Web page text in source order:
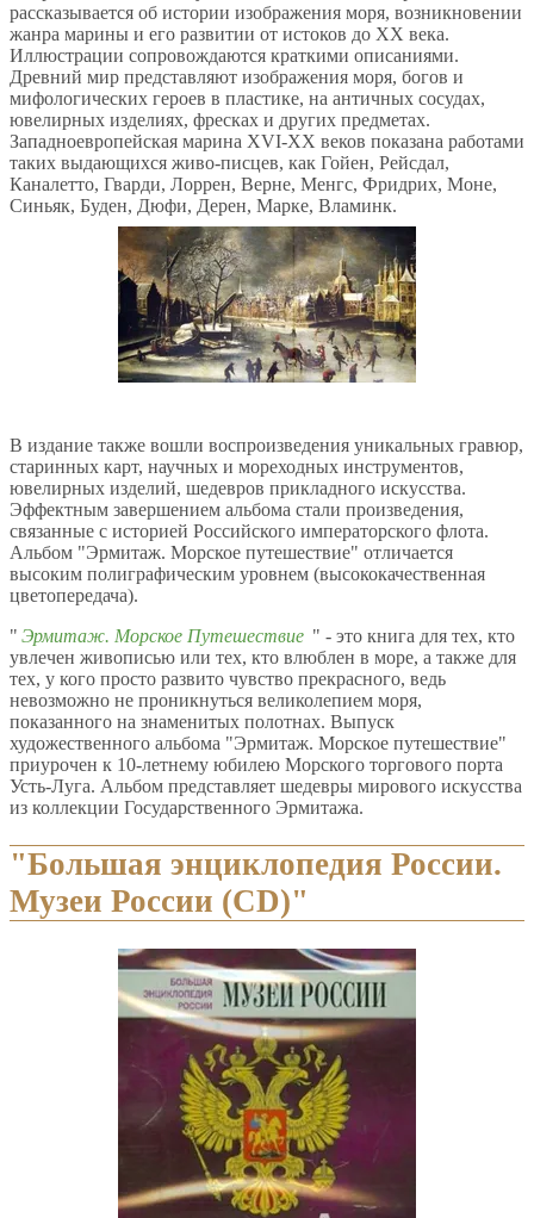
рассказывается об истории изображения моря, возникновении
жанра марины и его развитии от истоков до XX века.
Иллюстрации сопровождаются краткими описаниями.
Древний мир представляют изображения моря, богов и
мифологических героев в пластике, на античных сосудах,
ювелирных изделиях, фресках и других предметах.
Западноевропейская марина XVI-XX веков показана работами
таких выдающихся живо-писцев, как Гойен, Рейсдал,
Каналетто, Гварди, Лоррен, Верне, Менгс, Фридрих, Моне,
Синьяк, Буден, Дюфи, Дерен, Марке, Вламинк.
В издание также вошли воспроизведения уникальных гравюр,
старинных карт, научных и мореходных инструментов,
ювелирных изделий, шедевров прикладного искусства.
Эффектным завершением альбома стали произведения,
связанные с историей Российского императорского флота.
Альбом "Эрмитаж. Морское путешествие" отличается
высоким полиграфическим уровнем (высококачественная
цветопередача).
" Эрмитаж. Морское Путешествие " - это книга для тех, кто
увлечен живописью или тех, кто влюблен в море, а также для
тех, у кого просто развито чувство прекрасного, ведь
невозможно не проникнуться великолепием моря,
показанного на знаменитых полотнах. Выпуск
художественного альбома "Эрмитаж. Морское путешествие"
приурочен к 10-летнему юбилею Морского торгового порта
Усть-Луга. Альбом представляет шедевры мирового искусства
из коллекции Государственного Эрмитажа.
"Большая энциклопедия России.
Музеи России (CD)"